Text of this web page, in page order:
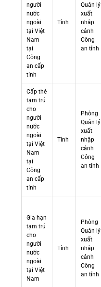
người
nước
ngoài
tại Việt
Nam
tại
Công
an cấp
tỉnh
Tỉnh
Quản lý
xuất
nhập
cảnh
Công
an tỉnh
Cấp thẻ
tạm trú
cho
người
nước
ngoài
tại Việt
Nam
tại
Công
an cấp
tỉnh
Tỉnh
Phòng
Quản lý
xuất
nhập
cảnh
Công
an tỉnh
Gia hạn
tạm trú
cho
người
nước
ngoài
tại Việt
Nam
Tỉnh
Phòng
Quản lý
xuất
nhập
cảnh
Công
an tỉnh